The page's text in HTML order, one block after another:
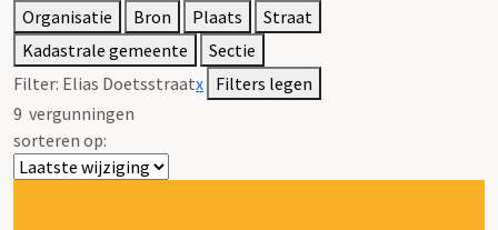
Organisatie
Bron Plaats
Straat
Kadastrale gemeente
Sectie
Filter: Elias Doetsstraatx Filters legen
9 vergunningen
sorteren op: